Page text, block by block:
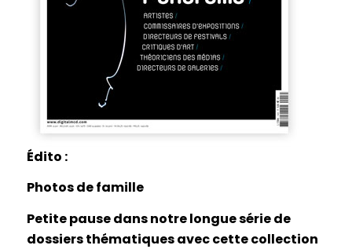
Édito :
Photos de famille
Petite pause dans notre longue série de
dossiers thématiques avec cette collection